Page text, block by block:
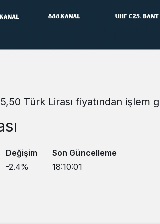
Türk Lirası fiyatından
Değişim
-2.4%
Son Güncelleme
18:10:01